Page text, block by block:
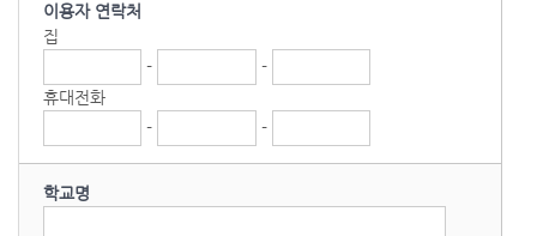
이용자 연락처
집
-
-
휴대전화
-
-
학교명